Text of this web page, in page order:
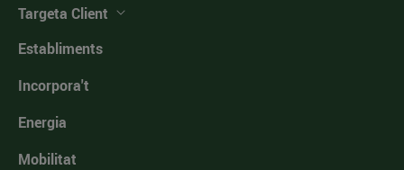
Targeta Client
Establiments
Incorpora't
Energia
Mobilitat